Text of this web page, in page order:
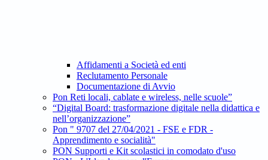
Affidamenti a Società ed enti
Reclutamento Personale
Documentazione di Avvio
Pon Reti locali, cablate e wireless, nelle scuole”
“Digital Board: trasformazione digitale nella didattica e
nell’organizzazione”
Pon " 9707 del 27/04/2021 - FSE e FDR -
Apprendimento e socialità"
PON Supporti e Kit scolastici in comodato d'uso